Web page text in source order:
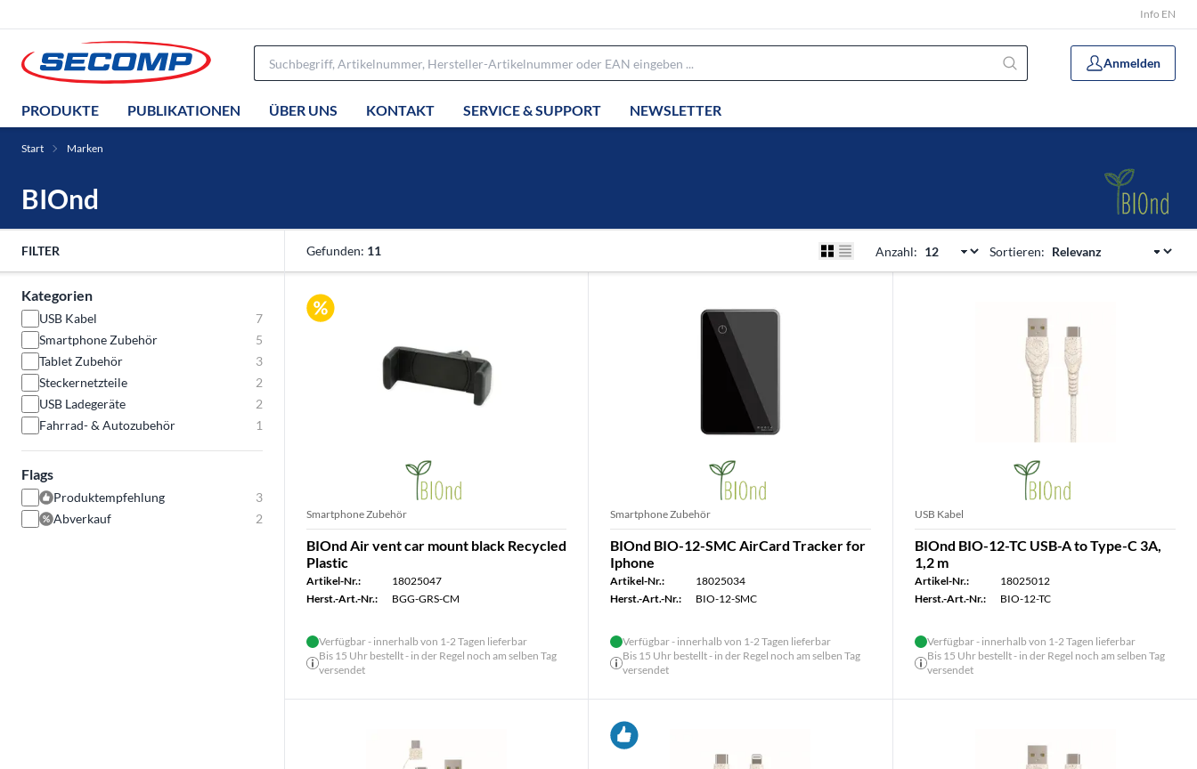
Info EN
Anmelden
PRODUKTE PUBLIKATIONEN ÜBER UNS KONTAKT SERVICE & SUPPORT NEWSLETTER
Start Marken
BIOnd
FILTER
Kategorien
USB Kabel
7
Smartphone Zubehör
5
Tablet Zubehör
3
Steckernetzteile
2
USB Ladegeräte
2
Fahrrad- & Autozubehör
1
Flags
Produktempfehlung
3
Abverkauf
2
Gefunden: 11 Anzahl: Sortieren:
Smartphone Zubehör
BIOnd Air vent car mount black Recycled
Plastic
Artikel-Nr.:
18025047
Herst.-Art.-Nr.:
BGG-GRS-CM
Verfügbar - innerhalb von 1-2 Tagen lieferbar
Bis 15 Uhr bestellt - in der Regel noch am selben Tag
versendet
Smartphone Zubehör
BIOnd BIO-12-SMC AirCard Tracker for
Iphone
Artikel-Nr.:
18025034
Herst.-Art.-Nr.:
BIO-12-SMC
Verfügbar - innerhalb von 1-2 Tagen lieferbar
Bis 15 Uhr bestellt - in der Regel noch am selben Tag
versendet
USB Kabel
BIOnd BIO-12-TC USB-A to Type-C 3A,
1,2 m
Artikel-Nr.:
18025012
Herst.-Art.-Nr.:
BIO-12-TC
Verfügbar - innerhalb von 1-2 Tagen lieferbar
Bis 15 Uhr bestellt - in der Regel noch am selben Tag
versendet